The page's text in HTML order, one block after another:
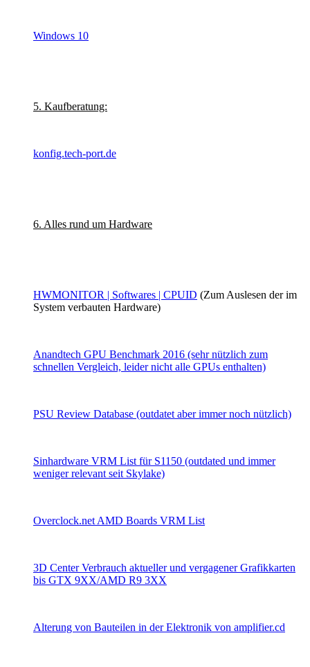
Windows 10
5. Kaufberatung:
konfig.tech-port.de
6. Alles rund um Hardware
HWMONITOR | Softwares | CPUID (Zum Auslesen der im
System verbauten Hardware)
Anandtech GPU Benchmark 2016 (sehr nützlich zum
schnellen Vergleich, leider nicht alle GPUs enthalten)
PSU Review Database (outdatet aber immer noch nützlich)
Sinhardware VRM List für S1150 (outdated und immer
weniger relevant seit Skylake)
Overclock.net AMD Boards VRM List
3D Center Verbrauch aktueller und vergagener Grafikkarten
bis GTX 9XX/AMD R9 3XX
Alterung von Bauteilen in der Elektronik von amplifier.cd